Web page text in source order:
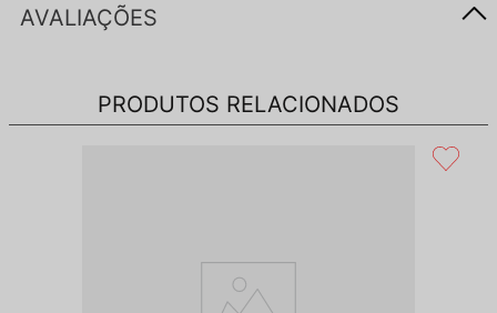
AVALIAÇÕES
PRODUTOS RELACIONADOS